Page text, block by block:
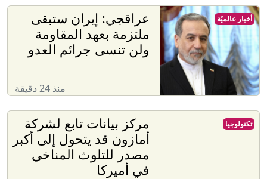
عراقجي: إيران ستبقى
ملتزمة بعهد المقاومة
ولن تنسى جرائم العدو
منذ 24 دقيقة
أخبار عالميّة
مركز بيانات تابع لشركة
أمازون قد يتحول إلى أكبر
مصدر للتلوث المناخي
في أميركا
تكنولوجيا